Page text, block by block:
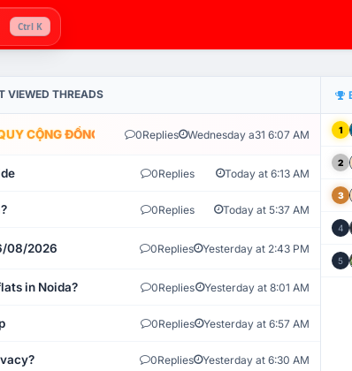
Ctrl K
VIEWED THREADS
CỘNG ĐỒNG VLIKE.VN: HỆ THỐNG GIÁM SÁT TỰ
0Replies Wednesday a31 6:07 AM
0Replies Today at 6:13 AM
0Replies Today at 5:37 AM
08/2026 0Replies Yesterday at 2:43 PM
in Noida? 0Replies Yesterday at 8:01 AM
0Replies Yesterday at 6:57 AM
0Replies Yesterday at 6:30 AM
1
2
3
4
5